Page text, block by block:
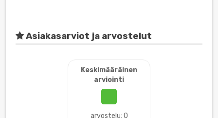
Asiakasarviot ja arvostelut
Keskimääräinen
arviointi
arvostelu: 0